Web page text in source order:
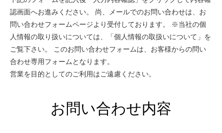
認画面へお進みください。 尚、メールでのお問い合わせは、お
問い合わせフォームページより受付しております。 ※当社の個
人情報の取り扱いについては、「個人情報の取扱いについて」を
ご覧下さい。 このお問い合わせフォームは、お客様からの問い
合わせ専用フォームとなります。
営業を目的としてのご利用はご遠慮ください。